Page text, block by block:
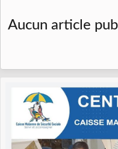
Aucun article